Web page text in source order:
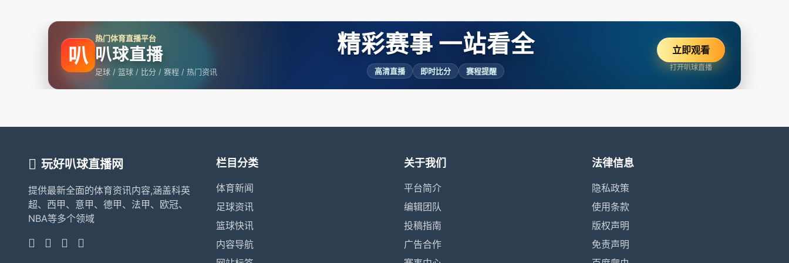
叭
热门体育直播平台
叭球直播
足球 / 篮球 / 比分 / 赛程 / 热门资讯
精彩赛事 一站看全
高清直播 即时比分 赛程提醒
立即观看
打开叭球直播
玩好叭球直播网
提供最新全面的体育资讯内容,涵盖科英
超、西甲、意甲、德甲、法甲、欧冠、
NBA等多个领域
栏目分类
体育新闻
足球资讯
篮球快讯
内容导航
关于我们
平台简介
编辑团队
投稿指南
广告合作
法律信息
隐私政策
使用条款
版权声明
免责声明